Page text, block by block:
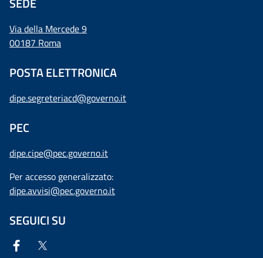
Via della Mercede 9
00187 Roma
POSTA ELETTRONICA
dipe.segreteriacd@governo.it
PEC
dipe.cipe@pec.governo.it
Per accesso generalizzato:
dipe.avvisi@pec.governo.it
SEGUICI SU